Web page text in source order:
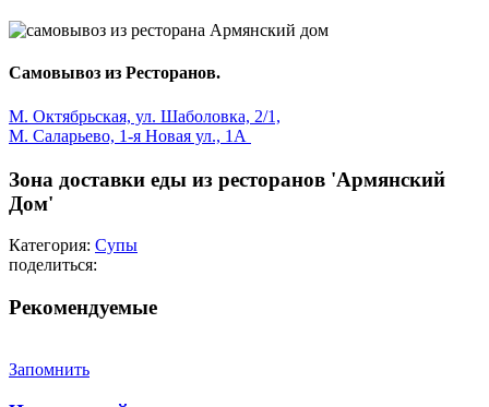
Самовывоз из Ресторанов.
М. Октябрьская, ул. Шаболовка, 2/1,
М. Саларьево, 1-я Новая ул., 1А
Зона доставки еды из ресторанов 'Армянский
Дом'
Категория: Супы
поделиться:
Рекомендуемые
Запомнить